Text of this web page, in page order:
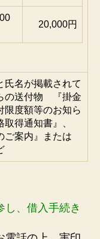
20,000円
氏名が掲載されて
の送付物 『掛金
限度額等のお知ら
得通知書』、
ご案内』または
し、借入手続き